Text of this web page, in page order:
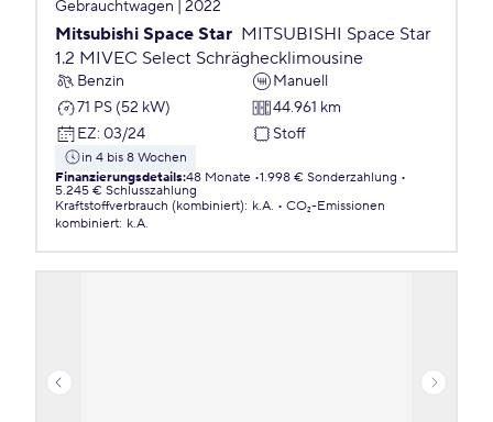
Gebrauchtwagen | 2022
Mitsubishi Space Star MITSUBISHI Space Star
1.2 MIVEC Select Schräghecklimousine
Benzin
Manuell
71 PS (52 kW)
44.961 km
EZ: 03/24 Stoff
in 4 bis 8 Wochen
Finanzierungsdetails:48 Monate 1.998 € Sonderzahlung
5.245 € Schlusszahlung
Kraftstoffverbrauch (kombiniert): k.A.
CO₂-Emissionen
kombiniert: k.A.